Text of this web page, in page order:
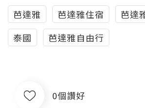
芭達雅 芭達雅住宿
芭達
泰國
芭達雅自由行
0個讚好